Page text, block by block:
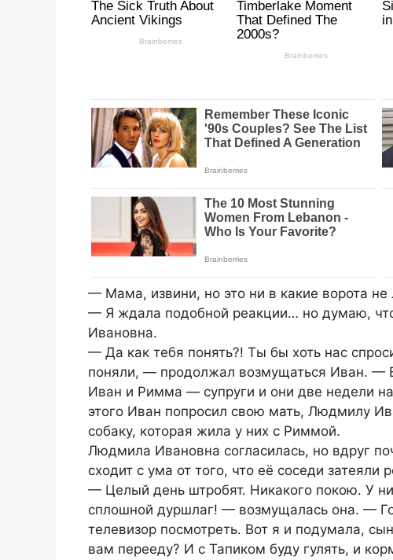
— Мама, извини, но это ни в какие ворота не
— Я ждала подобной реакции… но думаю,
Ивановна.
— Да как тебя понять?! Ты бы хоть нас
поняли, — продолжал возмущаться Иван. —
Иван и Римма — супруги и они две недели
этого Иван попросил свою мать, Людмилу
собаку, которая жила у них с Риммой.
Людмила Ивановна согласилась, но вдруг
сходит с ума от того, что её соседи затеяли
— Целый день штробят. Никакого покою. У
сплошной дуршлаг! — возмущалась она. —
телевизор посмотреть. Вот я и подумала,
вам перееду? И с Тапиком буду гулять, и